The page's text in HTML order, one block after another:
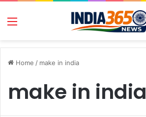
Menu
Home / make in india
make in india